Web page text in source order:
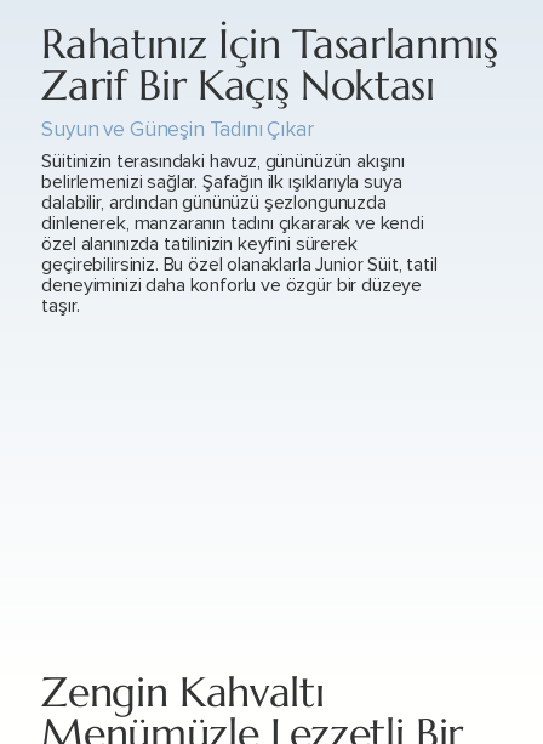
Zengin Kahvaltı
Suyun ve Güneşin Tadını Çıkar
Rahatınız İçin Tasarlanmış
Zarif Bir Kaçış Noktası
Süitinizin terasındaki havuz, gününüzün akışını
belirlemenizi sağlar. Şafağın ilk ışıklarıyla suya
dalabilir, ardından gününüzü şezlongunuzda
dinlenerek, manzaranın tadını çıkararak ve kendi
özel alanınızda tatilinizin keyfini sürerek
geçirebilirsiniz. Bu özel olanaklarla Junior Süit, tatil
deneyiminizi daha konforlu ve özgür bir düzeye
taşır.